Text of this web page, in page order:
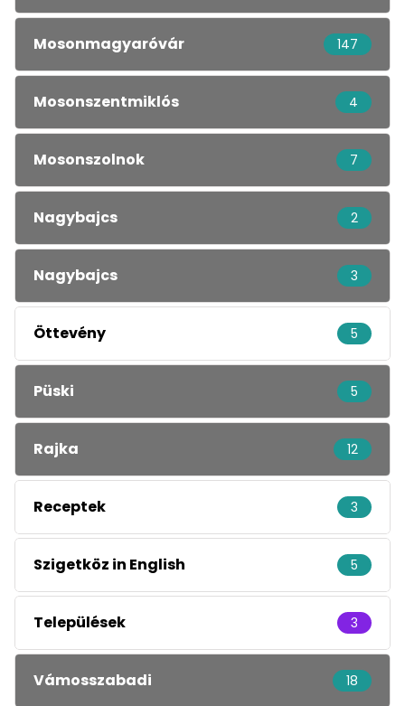
Mosonmagyaróvár 147
Mosonszentmiklós 4
Mosonszolnok 7
Nagybajcs 2
Nagybajcs 3
Öttevény 5
Püski 5
Rajka 12
Receptek 3
Szigetköz in English 5
Települések 3
Vámosszabadi 18